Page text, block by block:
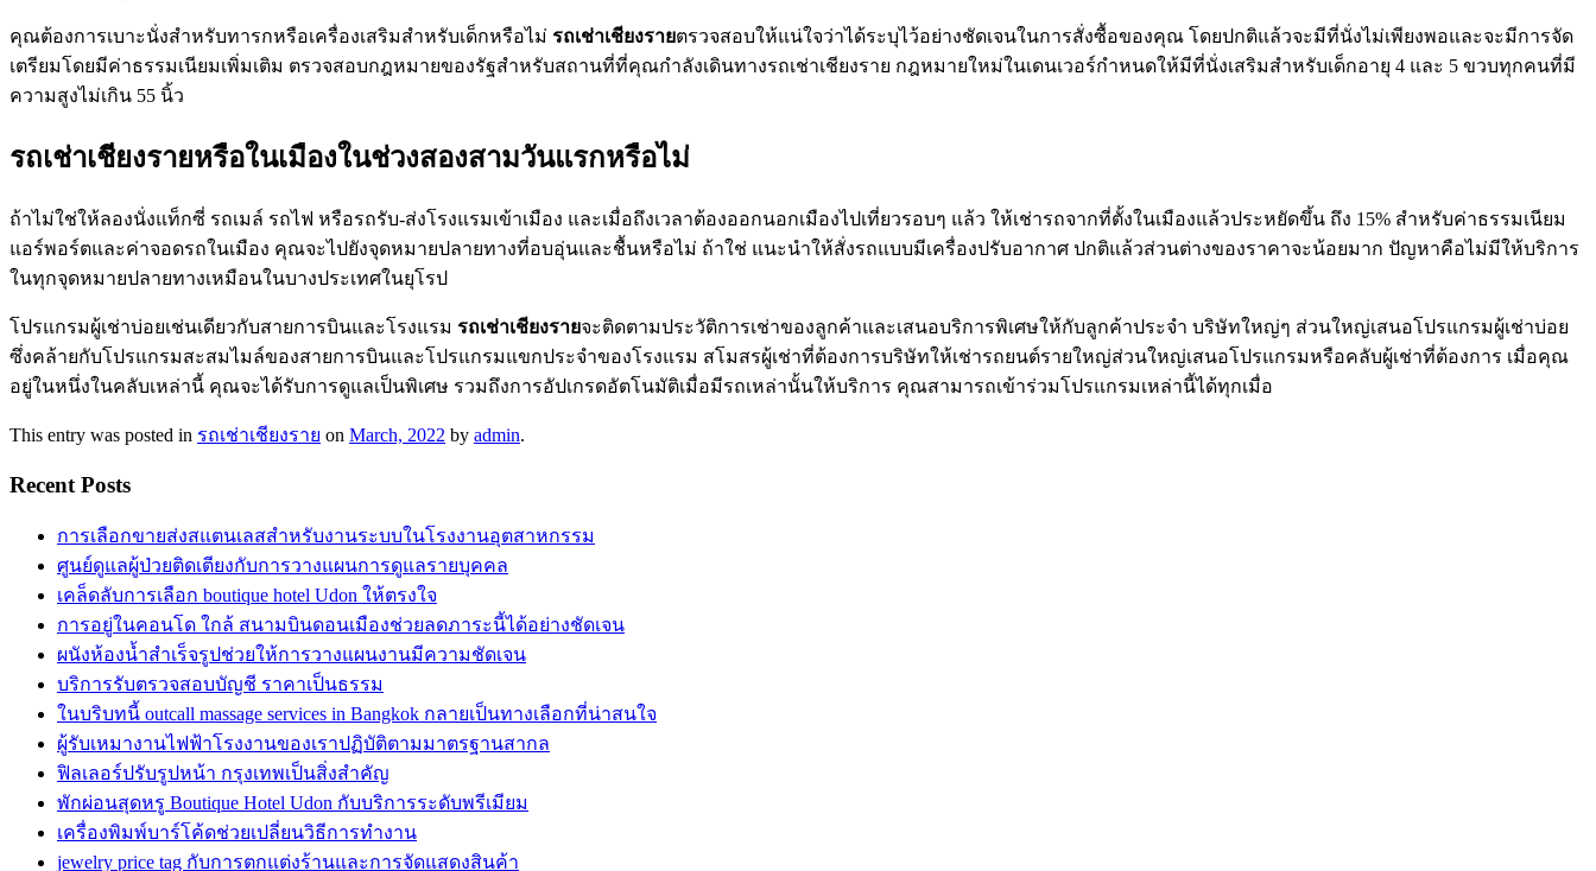
คุณต้องการเบาะนั่งสำหรับทารกหรือเครื่องเสริมสำหรับเด็กหรือไม่ รถเช่าเชียงรายตรวจสอบให้แน่ใจว่าได้ระบุไว้อย่างชัดเจนในการสั่งซื้อของคุณ โดยปกติแล้วจะมีที่นั่งไม่เพียงพอและจะมีการจัด
เตรียมโดยมีค่าธรรมเนียมเพิ่มเติม ตรวจสอบกฎหมายของรัฐสำหรับสถานที่ที่คุณกำลังเดินทางรถเช่าเชียงราย กฎหมายใหม่ในเดนเวอร์กำหนดให้มีที่นั่งเสริมสำหรับเด็กอายุ 4 และ 5 ขวบทุกคนที่มี
ความสูงไม่เกิน 55 นิ้ว
รถเช่าเชียงรายหรือในเมืองในช่วงสองสามวันแรกหรือไม่
ถ้าไม่ใช่ให้ลองนั่งแท็กซี่ รถเมล์ รถไฟ หรือรถรับ-ส่งโรงแรมเข้าเมือง และเมื่อถึงเวลาต้องออกนอกเมืองไปเที่ยวรอบๆ แล้ว ให้เช่ารถจากที่ตั้งในเมืองแล้วประหยัดขึ้น ถึง 15% สำหรับค่าธรรมเนียม
แอร์พอร์ตและค่าจอดรถในเมือง คุณจะไปยังจุดหมายปลายทางที่อบอุ่นและชื้นหรือไม่ ถ้าใช่ แนะนำให้สั่งรถแบบมีเครื่องปรับอากาศ ปกติแล้วส่วนต่างของราคาจะน้อยมาก ปัญหาคือไม่มีให้บริการ
ในทุกจุดหมายปลายทางเหมือนในบางประเทศในยุโรป
โปรแกรมผู้เช่าบ่อยเช่นเดียวกับสายการบินและโรงแรม รถเช่าเชียงรายจะติดตามประวัติการเช่าของลูกค้าและเสนอบริการพิเศษให้กับลูกค้าประจำ บริษัทใหญ่ๆ ส่วนใหญ่เสนอโปรแกรมผู้เช่าบ่อย
ซึ่งคล้ายกับโปรแกรมสะสมไมล์ของสายการบินและโปรแกรมแขกประจำของโรงแรม สโมสรผู้เช่าที่ต้องการบริษัทให้เช่ารถยนต์รายใหญ่ส่วนใหญ่เสนอโปรแกรมหรือคลับผู้เช่าที่ต้องการ เมื่อคุณ
อยู่ในหนึ่งในคลับเหล่านี้ คุณจะได้รับการดูแลเป็นพิเศษ รวมถึงการอัปเกรดอัตโนมัติเมื่อมีรถเหล่านั้นให้บริการ คุณสามารถเข้าร่วมโปรแกรมเหล่านี้ได้ทุกเมื่อ
This entry was posted in รถเช่าเชียงราย on March, 2022 by admin.
Recent Posts
การเลือกขายส่งสแตนเลสสำหรับงานระบบในโรงงานอุตสาหกรรม
ศูนย์ดูแลผู้ป่วยติดเตียงกับการวางแผนการดูแลรายบุคคล
เคล็ดลับการเลือก boutique hotel Udon ให้ตรงใจ
การอยู่ในคอนโด ใกล้ สนามบินดอนเมืองช่วยลดภาระนี้ได้อย่างชัดเจน
ผนังห้องน้ำสำเร็จรูปช่วยให้การวางแผนงานมีความชัดเจน
บริการรับตรวจสอบบัญชี ราคาเป็นธรรม
ในบริบทนี้ outcall massage services in Bangkok กลายเป็นทางเลือกที่น่าสนใจ
ผู้รับเหมางานไฟฟ้าโรงงานของเราปฏิบัติตามมาตรฐานสากล
ฟิลเลอร์ปรับรูปหน้า กรุงเทพเป็นสิ่งสำคัญ
พักผ่อนสุดหรู Boutique Hotel Udon กับบริการระดับพรีเมียม
เครื่องพิมพ์บาร์โค้ดช่วยเปลี่ยนวิธีการทำงาน
jewelry price tag กับการตกแต่งร้านและการจัดแสดงสินค้า